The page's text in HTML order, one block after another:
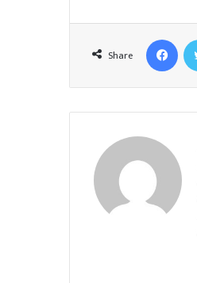
Share